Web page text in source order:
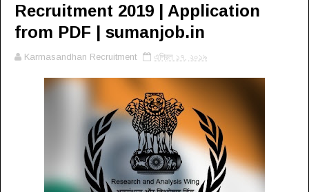
Recruitment 2019 | Application
from PDF | sumanjob.in
Karmasandhan Recruitment এপ্রিল ১৭, ২০১৯